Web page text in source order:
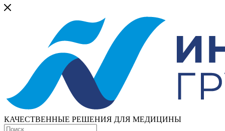
КАЧЕСТВЕННЫЕ РЕШЕНИЯ ДЛЯ МЕДИЦИНЫ